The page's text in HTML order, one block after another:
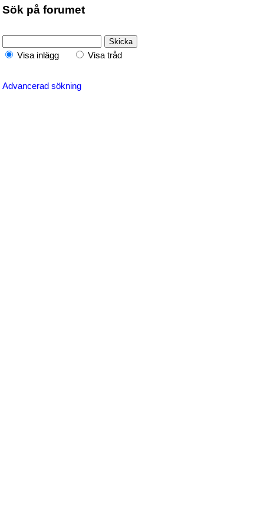
Sök på forumet
Visa inlägg Visa tråd
Advancerad sökning